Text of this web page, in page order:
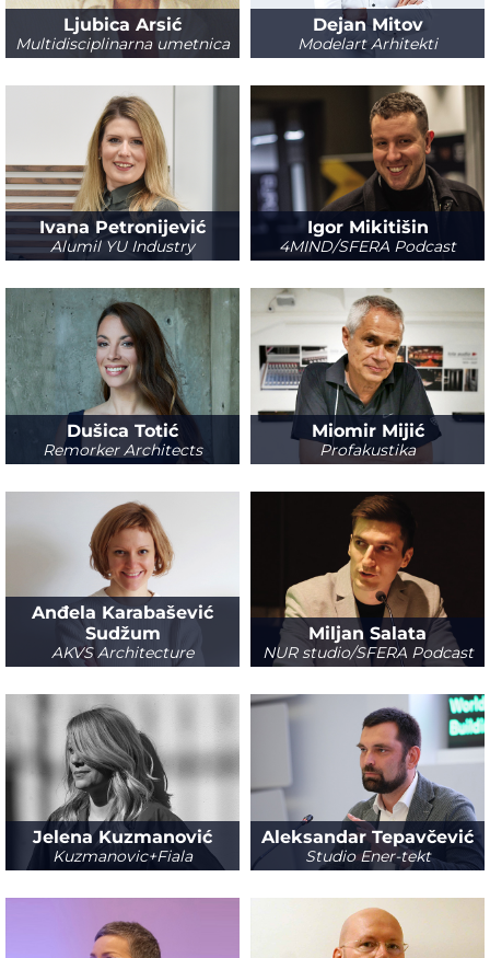
Ljubica Arsić
Multidisciplinarna umetnica
Dejan Mitov
Modelart Arhitekti
Ivana Petronijević
Alumil YU Industry
Igor Mikitišin
4MIND/SFERA Podcast
Dušica Totić
Remorker Architects
Miomir Mijić
Profakustika
Anđela Karabašević
Sudžum
AKVS Architecture
Miljan Salata
NUR studio/SFERA Podcast
Jelena Kuzmanović
Kuzmanovic+Fiala
Aleksandar Tepavčević
Studio Ener-tekt